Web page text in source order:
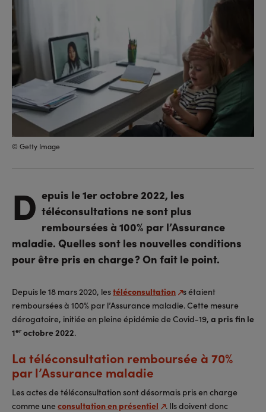
© Getty Image
D epuis le 1er octobre 2022, les
téléconsultations ne sont plus
remboursées à 100% par l’Assurance
maladie. Quelles sont les nouvelles conditions
pour être pris en charge ? On fait le point.
Depuis le 18 mars 2020, lestéléconsultation s étaient
remboursées à 100% par l’Assurance maladie. Cette mesure
dérogatoire, initiée en pleine épidémie de Covid-19, a pris fin le
1er octobre 2022.
La téléconsultation remboursée à 70%
par l’Assurance maladie
Les actes de téléconsultation sont désormais pris en charge
comme uneconsultation en présentiel
. Ils doivent donc